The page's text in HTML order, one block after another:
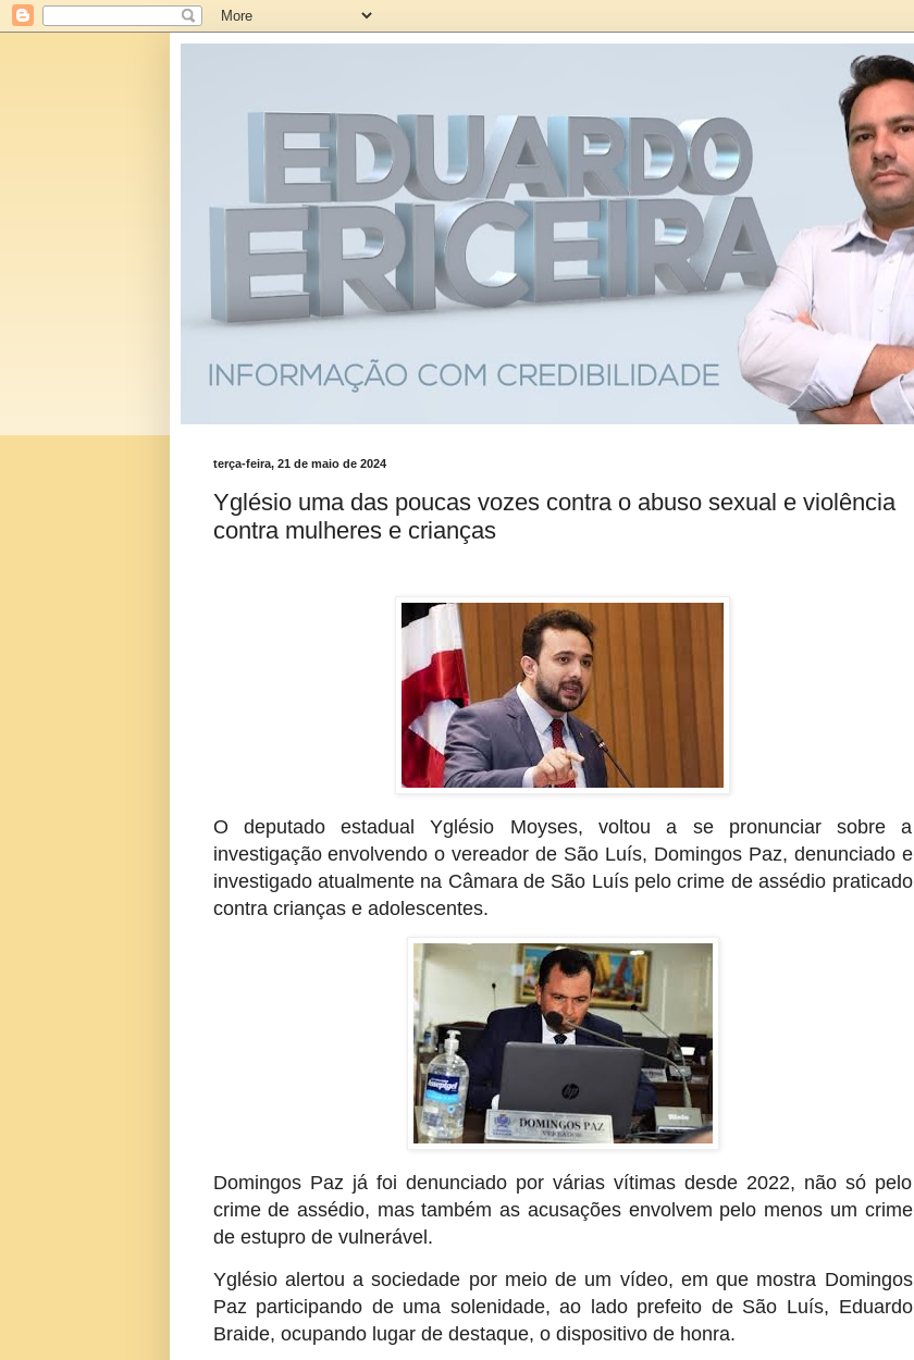
terça-feira, 21 de maio de 2024
Yglésio uma das poucas vozes contra o abuso sexual e violência
contra mulheres e crianças
O deputado estadual Yglésio Moyses, voltou a se pronunciar sobre a
investigação envolvendo o vereador de São Luís, Domingos Paz, denunciado e
investigado atualmente na Câmara de São Luís pelo crime de assédio praticado
contra crianças e adolescentes.
Domingos Paz já foi denunciado por várias vítimas desde 2022, não só pelo
crime de assédio, mas também as acusações envolvem pelo menos um crime
de estupro de vulnerável.
Yglésio alertou a sociedade por meio de um vídeo, em que mostra Domingos
Paz participando de uma solenidade, ao lado prefeito de São Luís, Eduardo
Braide, ocupando lugar de destaque, o dispositivo de honra.